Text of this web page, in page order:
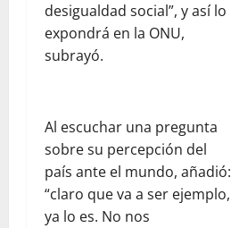
desigualdad social”, y así lo
expondrá en la ONU,
subrayó.
Al escuchar una pregunta
sobre su percepción del
país ante el mundo, añadió:
“claro que va a ser ejemplo,
ya lo es. No nos